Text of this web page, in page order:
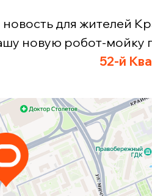
для жителей
новую робот-мойку
52-й